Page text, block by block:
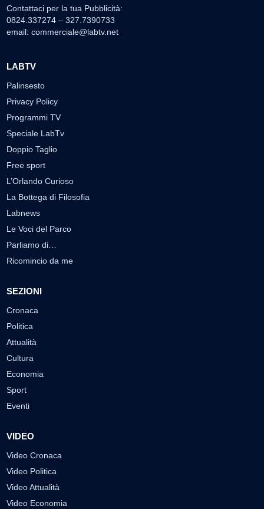
Contattaci per la tua Pubblicità:
0824.337274 – 327.7390733
email: commerciale@labtv.net
LABTV
Palinsesto
Privacy Policy
Programmi TV
Speciale LabTv
Doppio Taglio
Free sport
L’Orlando Curioso
La Bottega di Filosofia
Labnews
Le Voci del Parco
Parliamo di…
Ricomincio da me
SEZIONI
Cronaca
Politica
Attualità
Cultura
Economia
Sport
Eventi
VIDEO
Video Cronaca
Video Politica
Video Attualità
Video Economia